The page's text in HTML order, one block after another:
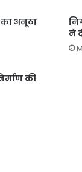
अनूठा
ने
की